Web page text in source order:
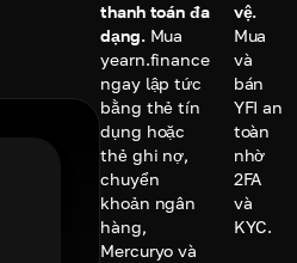
thanh toán đa
dạng. Mua
yearn.finance
ngay lập tức
bằng thẻ tín
dụng hoặc
thẻ ghi nợ,
chuyển
khoản ngân
hàng,
Mercuryo và
vệ.
Mua
và
bán
YFI an
toàn
nhờ
2FA
và
KYC.